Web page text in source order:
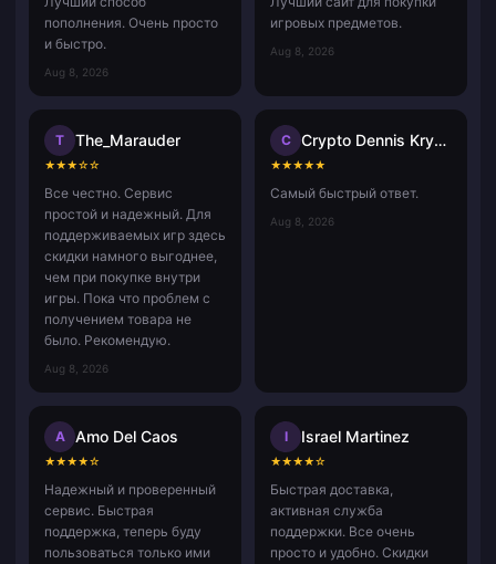
пополнения. Очень просто
и быстро.
Aug 8, 2026
игровых предметов.
Aug 8, 2026
T The_Marauder
★★★☆☆
Все честно. Сервис
простой и надежный. Для
поддерживаемых игр здесь
скидки намного выгоднее,
чем при покупке внутри
игры. Пока что проблем с
получением товара не
было. Рекомендую.
Aug 8, 2026
C Crypto Dennis Krypto Dennis
★★★★★
Самый быстрый ответ.
Aug 8, 2026
A Amo Del Caos
★★★★☆
Надежный и проверенный
сервис. Быстрая
поддержка, теперь буду
пользоваться только ими
I Israel Martinez
★★★★☆
Быстрая доставка,
активная служба
поддержки. Все очень
просто и удобно. Скидки